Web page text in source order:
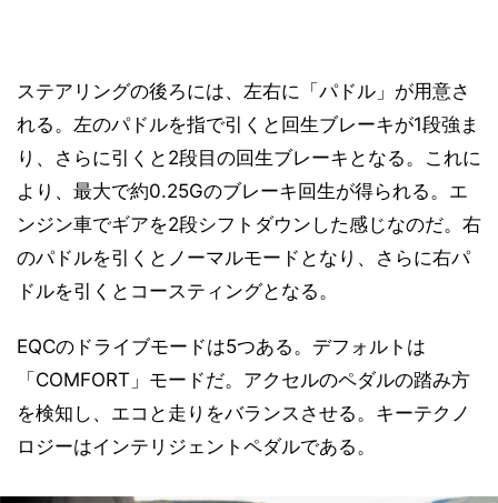
ステアリングの後ろには、左右に「パドル」が用意さ
れる。左のパドルを指で引くと回生ブレーキが1段強ま
り、さらに引くと2段目の回生ブレーキとなる。これに
より、最大で約0.25Gのブレーキ回生が得られる。エ
ンジン車でギアを2段シフトダウンした感じなのだ。右
のパドルを引くとノーマルモードとなり、さらに右パ
ドルを引くとコースティングとなる。
EQCのドライブモードは5つある。デフォルトは
「COMFORT」モードだ。アクセルのペダルの踏み方
を検知し、エコと走りをバランスさせる。キーテクノ
ロジーはインテリジェントペダルである。